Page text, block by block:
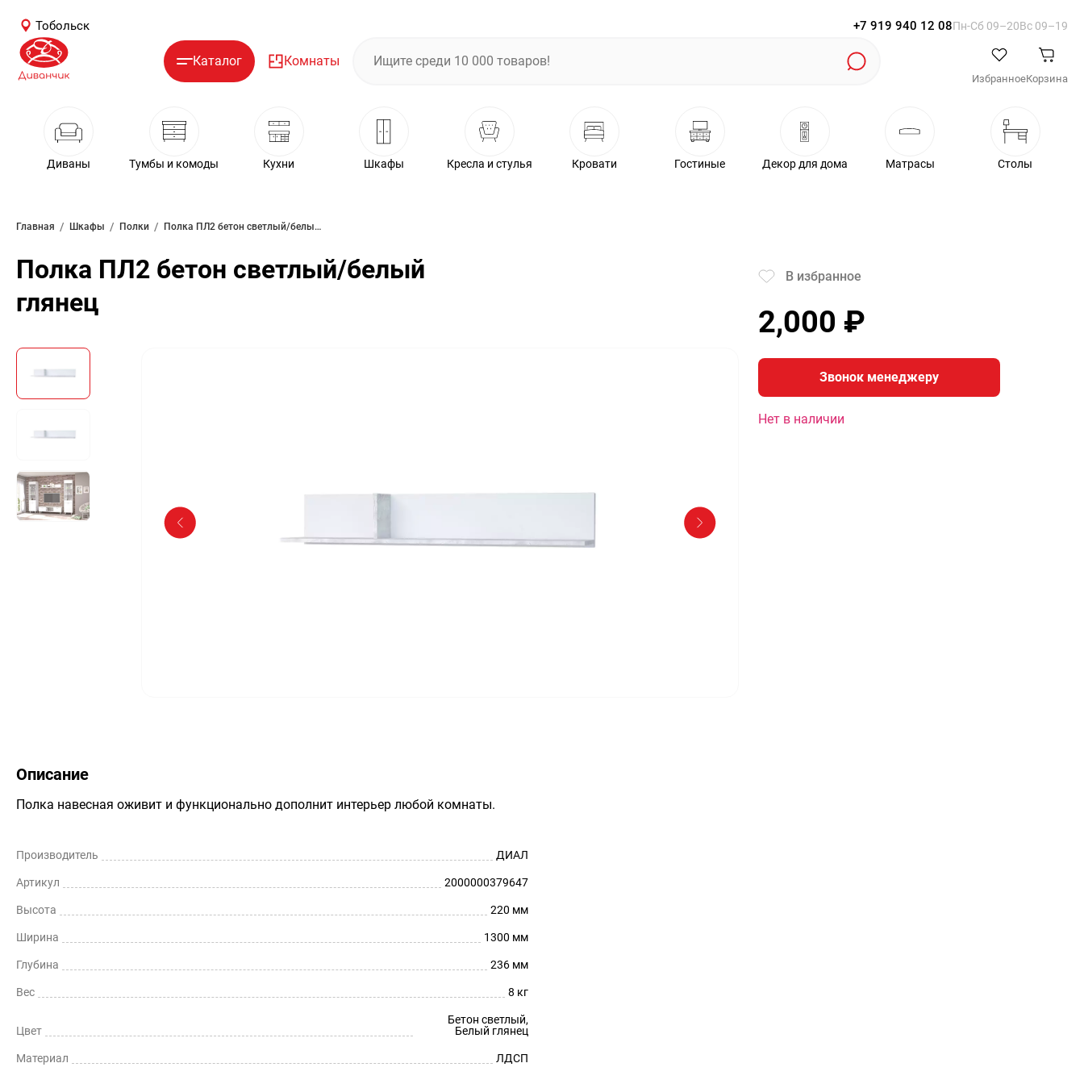
Тобольск +7 919 940 12 08Пн-Cб 09–20Вс 09–19
Каталог Комнаты
ИзбранноеКорзина
Диваны Тумбы и комоды Кухни Шкафы Кресла и стулья Кровати Гостиные Декор для дома Матрасы Столы
Главная / Шкафы / Полки / Полка ПЛ2 бетон светлый/белый глянец
Полка ПЛ2 бетон светлый/белый
глянец
Описание
Полка навесная оживит и функционально дополнит интерьер любой комнаты.
Производитель ДИАЛ
Артикул 2000000379647
Высота 220 мм
Ширина 1300 мм
Глубина 236 мм
Вес 8 кг
Цвет
Бетон светлый,
Белый глянец
Материал ЛДСП
В избранное
2,000 ₽
Звонок менеджеру
Нет в наличии